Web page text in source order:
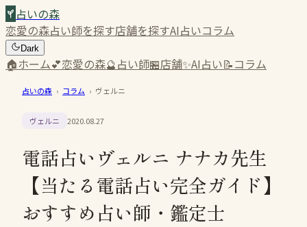
占いの森
恋愛の森占い師を探す店舗を探すAI占いコラム
Dark
🏠ホーム💕恋愛の森🔮占い師🏪店舗✨AI占い📝コラム
占いの森 › コラム › ヴェルニ
ヴェルニ 2020.08.27
電話占いヴェルニ ナナカ先生
【当たる電話占い完全ガイド】
おすすめ占い師・鑑定士